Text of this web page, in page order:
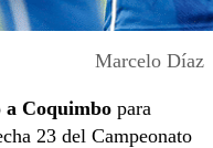
Marcelo Díaz
Coquimbo para
23 del Campeonato